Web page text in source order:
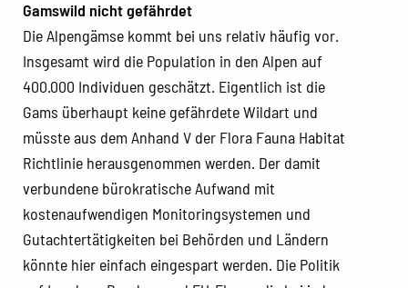
Gamswild nicht gefährdet
Die Alpengämse kommt bei uns relativ häufig vor.
Insgesamt wird die Population in den Alpen auf
400.000 Individuen geschätzt. Eigentlich ist die
Gams überhaupt keine gefährdete Wildart und
müsste aus dem Anhand V der Flora Fauna Habitat
Richtlinie herausgenommen werden. Der damit
verbundene bürokratische Aufwand mit
kostenaufwendigen Monitoringsystemen und
Gutachtertätigkeiten bei Behörden und Ländern
könnte hier einfach eingespart werden. Die Politik